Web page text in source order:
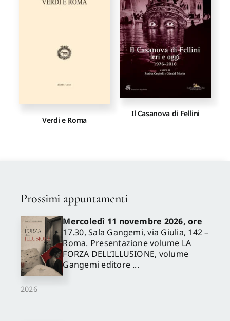
Gangemi Editore
Verdi e Roma
Il Casanova di Fellini
Prossimi appuntamenti
2026
Mercoledì 11 novembre 2026, ore
17.30, Sala Gangemi, via Giulia, 142 –
Roma. Presentazione volume LA
FORZA DELL’ILLUSIONE, volume
Gangemi editore ...